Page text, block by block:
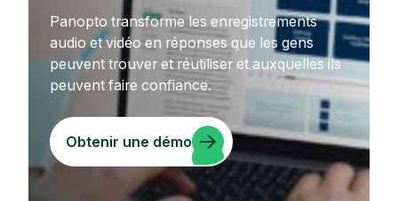
Panopto transforme les enregistrements
audio et vidéo en réponses que les gens
peuvent trouver et réutiliser et auxquelles ils
peuvent faire confiance.
Obtenir une démo